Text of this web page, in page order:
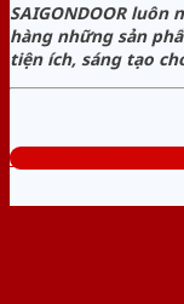
SAIGONDOOR luôn
hàng những sản
tiện ích, sáng tạo